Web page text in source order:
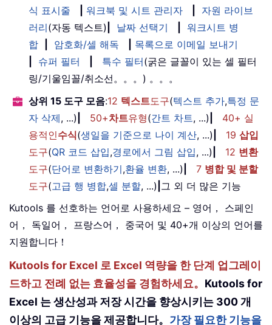
식 표시줄
워크북 및 시트 관리자
자원 라이브
러리(자동 텍스트) 날짜 선택기
워크시트 병
합
암호화/셀 해독
목록으로 이메일 보내기
슈퍼 필터 특수 필터(굵은 글꼴이 있는 셀 필터
링/기울임꼴/취소선。。。) 。。。
상위 15 도구 모음:12 텍스트도구(텍스트 추가,특정 문
자 삭제, ...) 50+차트유형(간트 차트, ...)
40+ 실
용적인수식(생일을 기준으로 나이 계산, ...) 19 삽입
도구(QR 코드 삽입,경로에서 그림 삽입, ...) 12 변환
도구(단어로 변환하기,환율 변환, ...) 7 병합 및 분할
도구(고급 행 병합,셀 분할, ...) 그 외 더 많은 기능
Kutools 를 선호하는 언어로 사용하세요 – 영어， 스페인
어， 독일어， 프랑스어， 중국어 및 40+개 이상의 언어를
지원합니다！
Kutools for Excel 로 Excel 역량을 한 단계 업그레이
드하고 전례 없는 효율성을 경험하세요。 Kutools for
Excel 는 생산성과 저장 시간을 향상시키는 300 개
이상의 고급 기능을 제공합니다。 가장 필요한 기능을